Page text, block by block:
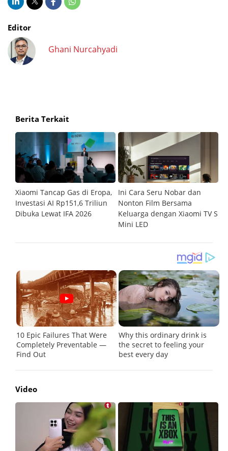
Editor
Ghani Nurcahyadi
Berita Terkait
Xiaomi Tancap Gas di Eropa,
Investasi AI Rp151,6 Triliun
Dibuka Lewat IFA 2026
Ini Cara Seru Nobar dan
Nonton Film Bersama
Keluarga dengan Xiaomi TV S
Mini LED
Video